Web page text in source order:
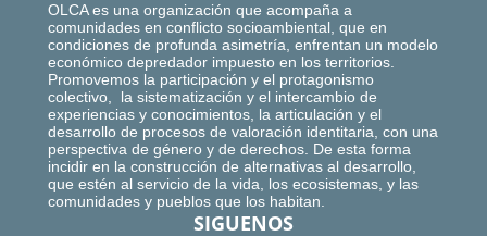
OLCA es una organización que acompaña a
comunidades en conflicto socioambiental, que en
condiciones de profunda asimetría, enfrentan un modelo
económico depredador impuesto en los territorios.
Promovemos la participación y el protagonismo
colectivo, la sistematización y el intercambio de
experiencias y conocimientos, la articulación y el
desarrollo de procesos de valoración identitaria, con una
perspectiva de género y de derechos. De esta forma
incidir en la construcción de alternativas al desarrollo,
que estén al servicio de la vida, los ecosistemas, y las
comunidades y pueblos que los habitan.
SIGUENOS